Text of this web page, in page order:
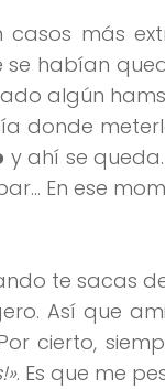
casos más
se habían
algún
donde
y ahí se
En ese
te sacas
Así que
cierto,
. Es que me